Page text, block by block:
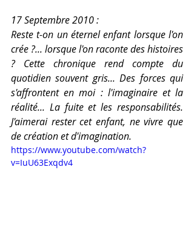
17 Septembre 2010 :
Reste t-on un éternel enfant lorsque l'on
crée ?... lorsque l'on raconte des histoires
? Cette chronique rend compte du
quotidien souvent gris... Des forces qui
s'affrontent en moi : l'imaginaire et la
réalité... La fuite et les responsabilités.
J'aimerai rester cet enfant, ne vivre que
de création et d'imagination.
https://www.youtube.com/watch?
v=IuU63Exqdv4